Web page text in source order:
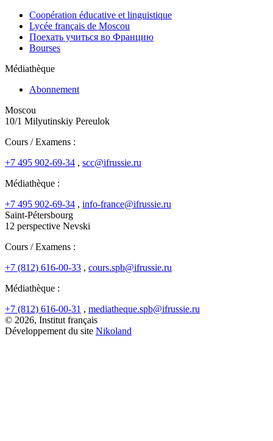
Coopération éducative et linguistique
Lycée français de Moscou
Поехать учиться во Францию
Bourses
Médiathèque
Abonnement
Moscou
10/1 Milyutinskiy Pereulok
Cours / Examens :
+7 495 902-69-34 , scc@ifrussie.ru
Médiathèque :
+7 495 902-69-34 , info-france@ifrussie.ru
Saint-Pétersbourg
12 perspective Nevski
Cours / Examens :
+7 (812) 616-00-33 , cours.spb@ifrussie.ru
Médiathèque :
+7 (812) 616-00-31 , mediatheque.spb@ifrussie.ru
© 2026, Institut français
Développement du site Nikoland